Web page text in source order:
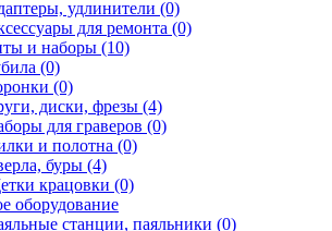
удлинители (0)
для ремонта (0)
и наборы (10)
(0)
(0)
диски, фрезы (4)
для граверов (0)
и полотна (0)
буры (4)
крацовки (0)
оборудование
станции, паяльники (0)